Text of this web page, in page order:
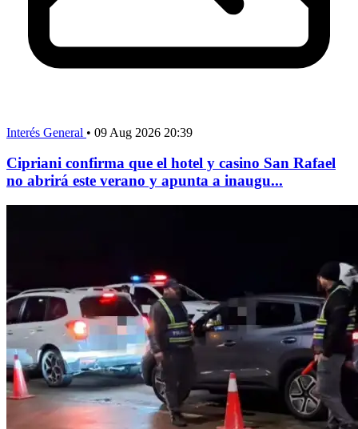
Interés General • 09 Aug 2026 20:39
Cipriani confirma que el hotel y casino San Rafael
no abrirá este verano y apunta a inaugu...